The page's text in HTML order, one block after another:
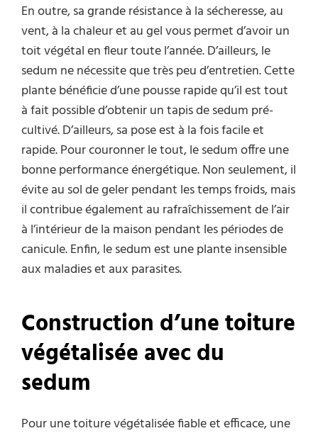
En outre, sa grande résistance à la sécheresse, au
vent, à la chaleur et au gel vous permet d’avoir un
toit végétal en fleur toute l’année. D’ailleurs, le
sedum ne nécessite que très peu d’entretien. Cette
plante bénéficie d’une pousse rapide qu’il est tout
à fait possible d’obtenir un tapis de sedum pré-
cultivé. D’ailleurs, sa pose est à la fois facile et
rapide. Pour couronner le tout, le sedum offre une
bonne performance énergétique. Non seulement, il
évite au sol de geler pendant les temps froids, mais
il contribue également au rafraîchissement de l’air
à l’intérieur de la maison pendant les périodes de
canicule. Enfin, le sedum est une plante insensible
aux maladies et aux parasites.
Construction d’une toiture
végétalisée avec du
sedum
Pour une toiture végétalisée fiable et efficace, une